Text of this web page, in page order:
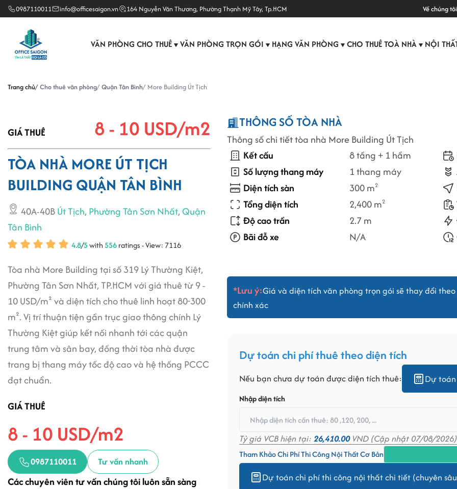
0987110011 info@officesaigon.vn 164 Nguyễn Văn Thương, Phường Thạnh Mỹ Tây, Tp.HCM Về chúng tôi
VĂN PHÒNG CHO THUÊ ▼ VĂN PHÒNG TRỌN GÓI ▼ HẠNG VĂN PHÒNG ▼ CHO THUÊ TOÀ NHÀ ▼ NỘI
Trang chủ Cho thuê văn phòng Quận Tân Bình More Building Út Tịch
GIÁ THUÊ 8 - 10 USD/m2
TÒA NHÀ MORE ÚT TỊCH
BUILDING QUẬN TÂN BÌNH
40A-40BÚt Tịch, Phường Tân Sơn Nhất,Quận
Tân Bình
4.8/5with556ratings - View: 7116
Tòa nhà More Building tại số 319 Lý Thường Kiệt,
Phường Tân Sơn Nhất, TP.HCM với giá thuê từ 9 -
10 USD/m² và diện tích cho thuê linh hoạt 80-300
m². Vị trí thuận tiện gần trục giao thông chính Lý
Thường Kiệt giúp kết nối nhanh tới các quận
trung tâm và sân bay, đồng thời tòa nhà được
trang bị thang máy tốc độ cao và hệ thống PCCC
đạt chuẩn.
GIÁ THUÊ
8 - 10 USD/m2
0987110011 Tư vấn nhanh
Các chuyên viên tư vấn chúng tôi luôn sẵn sàng
THÔNG SỐ TÒA NHÀ
Thông số chi tiết tòa nhà More Building Út Tịch
Kết cấu
8 tầng + 1 hầm
Số lượng thang máy
1 thang máy
Diện tích sàn
300 m2
Tổng diện tích
2,400 m2
Độ cao trần
2.7 m
Bãi đỗ xe
N/A
*Lưu ý:Giá và diện tích văn phòng trọn gói sẽ thay đổi
chính xác
Dự toán chi phí thuê theo diện tích
Nếu bạn chưa dự toán được diện tích thuê: Dự
Nhập diện tích
Tỷ giá VCB hiện tại: 26,410.00VND (Cập nhật 07/08/2026)
Tham Khảo Chi Phí Thi Công Nội Thất Cơ Bản
Dự toán chi phí thi công nội thất chi tiết (chuyên